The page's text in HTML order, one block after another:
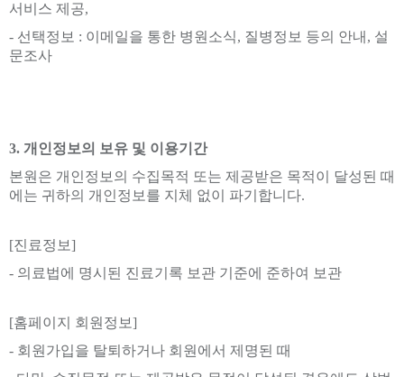
서비스 제공,
- 선택정보 : 이메일을 통한 병원소식, 질병정보 등의 안내, 설
문조사
3. 개인정보의 보유 및 이용기간
본원은 개인정보의 수집목적 또는 제공받은 목적이 달성된 때
에는 귀하의 개인정보를 지체 없이 파기합니다.
[진료정보]
- 의료법에 명시된 진료기록 보관 기준에 준하여 보관
[홈페이지 회원정보]
- 회원가입을 탈퇴하거나 회원에서 제명된 때